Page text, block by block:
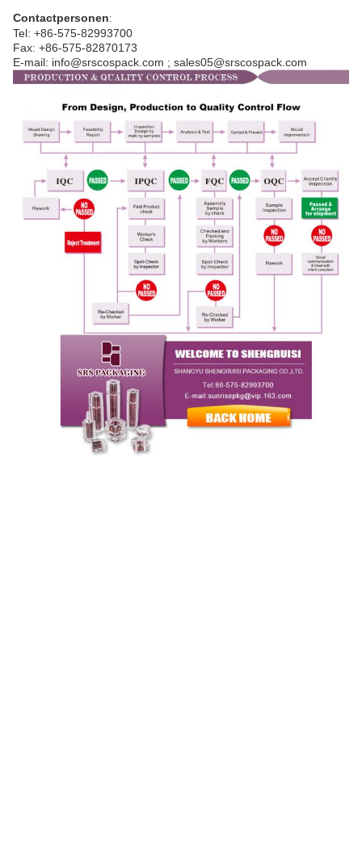
Contactpersonen:
Tel: +86-575-82993700
Fax: +86-575-82870173
E-mail: info@srscospack.com ; sales05@srscospack.com